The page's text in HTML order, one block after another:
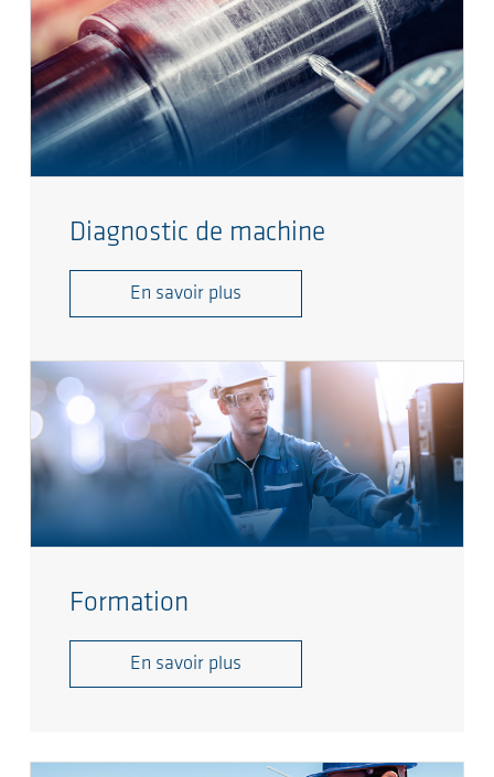
Diagnostic de machine
En savoir plus
Formation
En savoir plus